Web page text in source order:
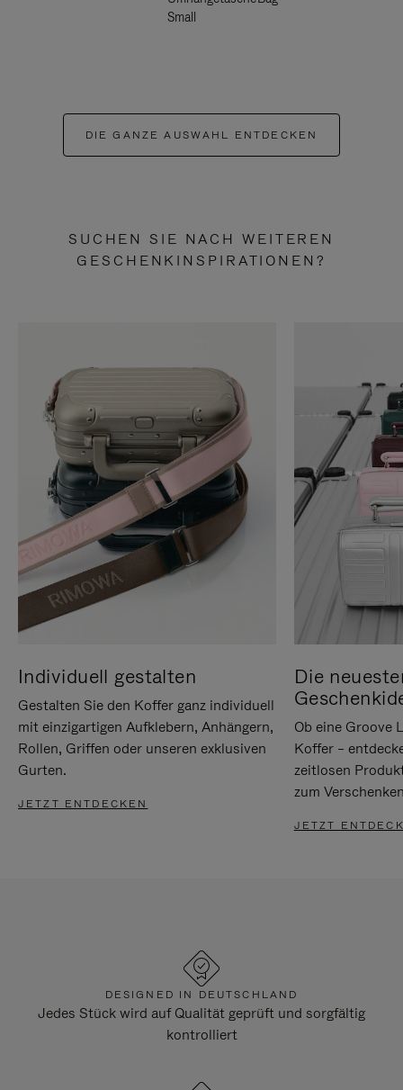
Small
DIE GANZE AUSWAHL ENTDECKEN
SUCHEN SIE NACH WEITEREN
GESCHENKINSPIRATIONEN?
Individuell gestalten
Gestalten Sie den Koffer ganz individuell
mit einzigartigen Aufklebern, Anhängern,
Rollen, Griffen oder unseren exklusiven
Gurten.
JETZT ENTDECKEN
Die
Ob eine Groove
Koffer –
zeitlosen
zum
JETZT
DESIGNED IN DEUTSCHLAND
Jedes Stück wird auf Qualität geprüft und sorgfältig
kontrolliert